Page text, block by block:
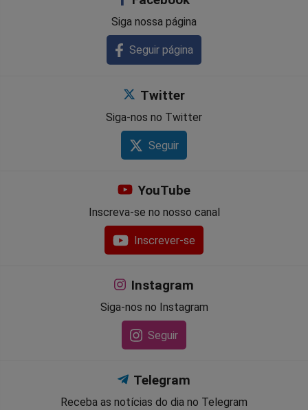
Siga nossa página
Seguir página
Twitter
Siga-nos no Twitter
Seguir
YouTube
Inscreva-se no nosso canal
Inscrever-se
Instagram
Siga-nos no Instagram
Seguir
Telegram
Receba as notícias do dia no Telegram